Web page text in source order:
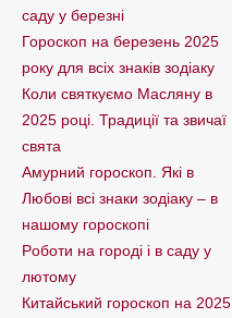
саду у березні
Гороскоп на березень 2025
року для всіх знаків зодіаку
Коли святкуємо Масляну в
2025 році. Традиції та звичаї
свята
Амурний гороскоп. Які в
Любові всі знаки зодіаку – в
нашому гороскопі
Pоботи на городі і в саду у
лютому
Китайський гороскоп на 2025